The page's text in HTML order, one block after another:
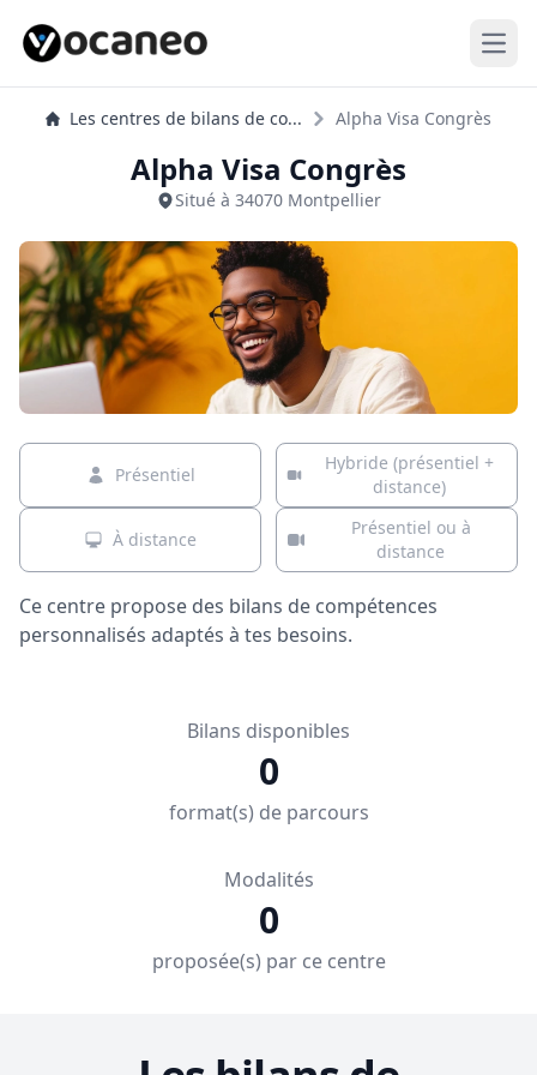
Les centres de bilans de co... Alpha Visa Congrès
Alpha Visa Congrès
Situé à 34070 Montpellier
Présentiel
Hybride (présentiel +
distance)
À distance
Présentiel ou à
distance
Ce centre propose des bilans de compétences
personnalisés adaptés à tes besoins.
Bilans disponibles
0
format(s) de parcours
Modalités
0
proposée(s) par ce centre